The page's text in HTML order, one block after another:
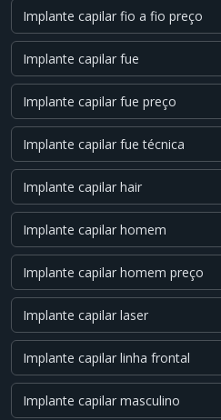
Implante capilar fio a fio preço
Implante capilar fue
Implante capilar fue preço
Implante capilar fue técnica
Implante capilar hair
Implante capilar homem
Implante capilar homem preço
Implante capilar laser
Implante capilar linha frontal
Implante capilar masculino